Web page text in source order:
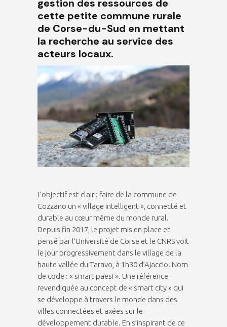
gestion des ressources de
cette petite commune rurale
de Corse-du-Sud en mettant
la recherche au service des
acteurs locaux.
L’objectif est clair : faire de la commune de
Cozzano un « village intelligent », connecté et
durable au cœur même du monde rural.
Depuis fin 2017, le projet mis en place et
pensé par l’Université de Corse et le CNRS voit
le jour progressivement dans le village de la
haute vallée du Taravo, à 1h30 d’Ajaccio. Nom
de code : « smart paesi ». Une référence
revendiquée au concept de « smart city » qui
se développe à travers le monde dans des
villes connectées et axées sur le
développement durable. En s’inspirant de ce